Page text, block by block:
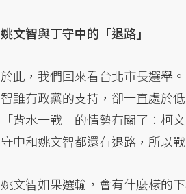
姚文智與丁守中的「退路」
於此，我們回來看台北市長選舉
智雖有政黨的支持，卻一直處於
「背水一戰」的情勢有關了：柯
守中和姚文智都還有退路，所以
姚文智如果選輸，會有什麼樣的